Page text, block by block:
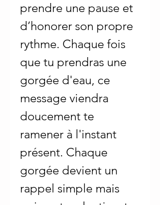
prendre une pause et
d’honorer son propre
rythme. Chaque fois
que tu prendras une
gorgée d'eau, ce
message viendra
doucement te
ramener à l'instant
présent. Chaque
gorgée devient un
rappel simple mais